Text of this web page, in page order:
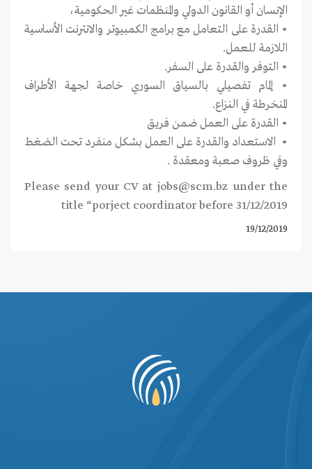
الإنسان أو القانون الدولي والمنظمات غير الحكومية،
• القدرة على التعامل مع برامج الكمبيوتر والانترنت الأساسية
اللازمة للعمل.
• التوفر والقدرة على السفر.
• إلمام تفصيلي بالسياق السوري خاصة لجهة الأطراف
المنخرطة في النزاع.
• القدرة على العمل ضمن فريق
• الاستعداد والقدرة على العمل بشكل منفرد تحت الضغط
وفي ظروف صعبة ومعقدة .
Please send your CV at jobs@scm.bz under the
title “porject coordinator before 31/12/2019
19/12/2019